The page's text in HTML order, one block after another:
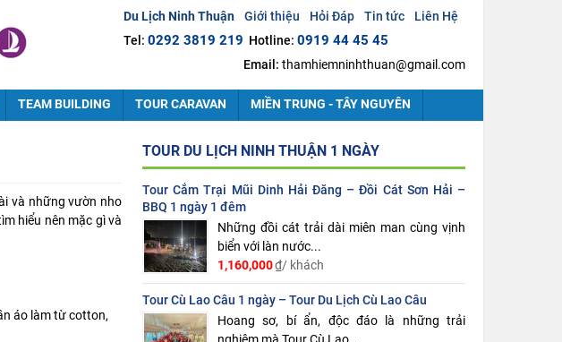
Du Lịch Ninh Thuận Giới thiệu Hỏi Đáp Tin tức
Liên Hệ
Tel: 0292 3819 219 Hotline: 0919 44 45 45
Email: thamhiemninhthuan@gmail.com
TEAM BUILDING TOUR CARAVAN MIỀN TRUNG - TÂY NGUYÊN
và những vườn nho
hiểu nên mặc gì và
áo làm từ cotton,
TOUR DU LỊCH NINH THUẬN 1 NGÀY
Tour Cắm Trại Mũi Dinh Hải Đăng – Đồi Cát Sơn Hải –
BBQ 1 ngày 1 đêm
Những đồi cát trải dài miên man cùng vịnh
biển với làn nước...
1,160,000₫/ khách
Tour Cù Lao Câu 1 ngày – Tour Du Lịch Cù Lao Câu
Hoang sơ, bí ẩn, độc đáo là những trải